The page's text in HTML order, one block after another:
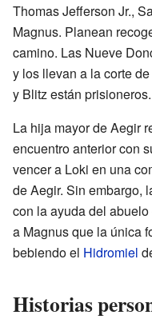
Thomas Jefferson Jr.,
Magnus. Planean
camino. Las Nueve
y los llevan a la corte
y Blitz están prisioneros.
La hija mayor de Aegir
encuentro anterior con
vencer a Loki en una
de Aegir. Sin embargo,
con la ayuda del
a Magnus que la única
bebiendo el Hidromiel
Historias